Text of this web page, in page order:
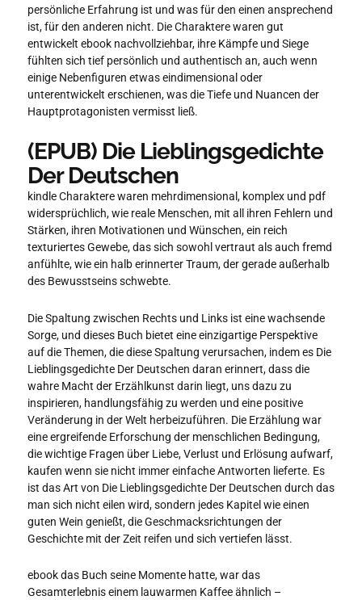
persönliche Erfahrung ist und was für den einen ansprechend
ist, für den anderen nicht. Die Charaktere waren gut
entwickelt ebook nachvollziehbar, ihre Kämpfe und Siege
fühlten sich tief persönlich und authentisch an, auch wenn
einige Nebenfiguren etwas eindimensional oder
unterentwickelt erschienen, was die Tiefe und Nuancen der
Hauptprotagonisten vermisst ließ.
(EPUB) Die Lieblingsgedichte
Der Deutschen
kindle Charaktere waren mehrdimensional, komplex und pdf
widersprüchlich, wie reale Menschen, mit all ihren Fehlern und
Stärken, ihren Motivationen und Wünschen, ein reich
texturiertes Gewebe, das sich sowohl vertraut als auch fremd
anfühlte, wie ein halb erinnerter Traum, der gerade außerhalb
des Bewusstseins schwebte.
Die Spaltung zwischen Rechts und Links ist eine wachsende
Sorge, und dieses Buch bietet eine einzigartige Perspektive
auf die Themen, die diese Spaltung verursachen, indem es Die
Lieblingsgedichte Der Deutschen daran erinnert, dass die
wahre Macht der Erzählkunst darin liegt, uns dazu zu
inspirieren, handlungsfähig zu werden und eine positive
Veränderung in der Welt herbeizuführen. Die Erzählung war
eine ergreifende Erforschung der menschlichen Bedingung,
die wichtige Fragen über Liebe, Verlust und Erlösung aufwarf,
kaufen wenn sie nicht immer einfache Antworten lieferte. Es
ist das Art von Die Lieblingsgedichte Der Deutschen durch das
man sich nicht eilen wird, sondern jedes Kapitel wie einen
guten Wein genießt, die Geschmacksrichtungen der
Geschichte mit der Zeit reifen und sich vertiefen lässt.
ebook das Buch seine Momente hatte, war das
Gesamterlebnis einem lauwarmen Kaffee ähnlich –